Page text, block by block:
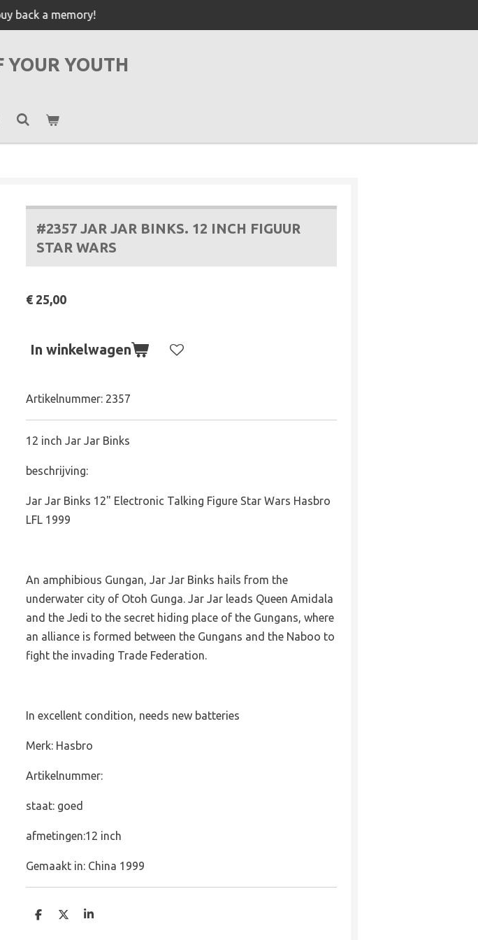
back a memory!
YOUR YOUTH
#2357 JAR JAR BINKS. 12 INCH FIGUUR
STAR WARS
€ 25,00
In winkelwagen
Artikelnummer: 2357
12 inch Jar Jar Binks
beschrijving:
Jar Jar Binks 12" Electronic Talking Figure Star Wars Hasbro
LFL 1999
An amphibious Gungan, Jar Jar Binks hails from the
underwater city of Otoh Gunga. Jar Jar leads Queen Amidala
and the Jedi to the secret hiding place of the Gungans, where
an alliance is formed between the Gungans and the Naboo to
fight the invading Trade Federation.
In excellent condition, needs new batteries
Merk: Hasbro
Artikelnummer:
staat: goed
afmetingen:12 inch
Gemaakt in: China 1999
D
D
S